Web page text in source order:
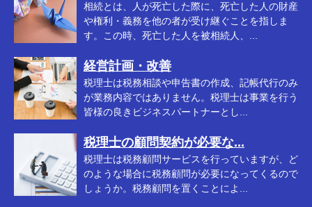
相続とは、人が死亡した際に、死亡した人の財産
や権利・義務を他の者が受け継ぐことを指しま
す。この時、死亡した人を被相続人、...
経営計画・改善
税理士は税務相談や申告書の作成、記帳代行のみ
が業務内容ではありません。税理士は事業を行う
皆様の良きビジネスパートナーとし...
税理士の顧問契約が必要な...
税理士は税務顧問サービスを行っていますが、ど
のような場合に税務顧問が必要になってくるので
しょうか。税務顧問を置くことによ...